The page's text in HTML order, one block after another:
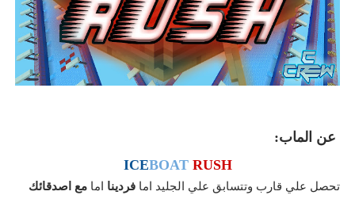
عن الماب:
ICEBOAT RUSH
تحصل علي قارب وتتسابق علي الجليد اما فردينا اما مع اصدقائك